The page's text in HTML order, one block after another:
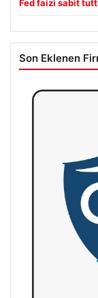
Fed faizi sabit
Son Eklenen